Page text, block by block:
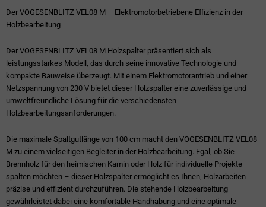
Der VOGESENBLITZ VEL08 M – Elektromotorbetriebene Effizienz in der
Holzbearbeitung
Der VOGESENBLITZ VEL08 M Holzspalter präsentiert sich als
leistungsstarkes Modell, das durch seine innovative Technologie und
kompakte Bauweise überzeugt. Mit einem Elektromotorantrieb und einer
Netzspannung von 230 V bietet dieser Holzspalter eine zuverlässige und
umweltfreundliche Lösung für die verschiedensten
Holzbearbeitungsanforderungen.
Die maximale Spaltgutlänge von 100 cm macht den VOGESENBLITZ VEL08
M zu einem vielseitigen Begleiter in der Holzbearbeitung. Egal, ob Sie
Brennholz für den heimischen Kamin oder Holz für individuelle Projekte
spalten möchten – dieser Holzspalter ermöglicht es Ihnen, Holzarbeiten
präzise und effizient durchzuführen. Die stehende Holzbearbeitung
gewährleistet dabei eine komfortable Handhabung und eine optimale